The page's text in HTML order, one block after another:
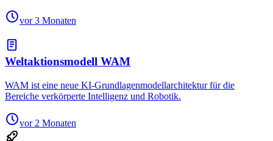
vor 3 Monaten
Weltaktionsmodell WAM
WAM ist eine neue KI-Grundlagenmodellarchitektur für die
Bereiche verkörperte Intelligenz und Robotik.
vor 2 Monaten